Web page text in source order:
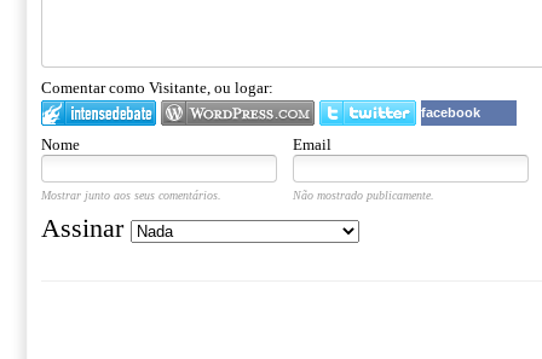
Comentar como Visitante, ou logar:
facebook
Nome Email
Mostrar junto aos seus comentários. Não mostrado publicamente.
Assinar